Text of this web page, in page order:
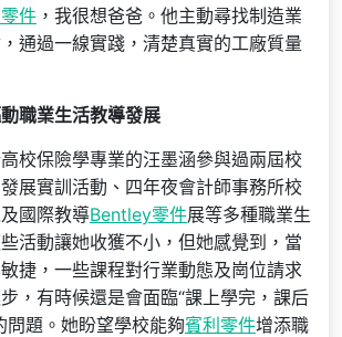
件 ，我很想爸爸。他主動尋找制造業
通過一線實踐，清楚真實的工廠質量
職業生活教導發展
校保險學專業的汪墨涵參與過兩屆校
展實訓活動、四年夜會計師事務所校
國際教導Bentley零件展等多種職業生
活動讓她收獲不小，但她感覺到，當
捷，一些課程對行業動態及崗位請求
，有時候還是會面臨“課上學完，課后
問題。她盼望學校能夠賓利零件增添職